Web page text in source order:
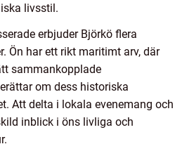
livsstil.
erbjuder Björkö flera
Ön har ett rikt maritimt arv, där
sammankopplade
om dess historiska
Att delta i lokala evenemang och
inblick i öns livliga och